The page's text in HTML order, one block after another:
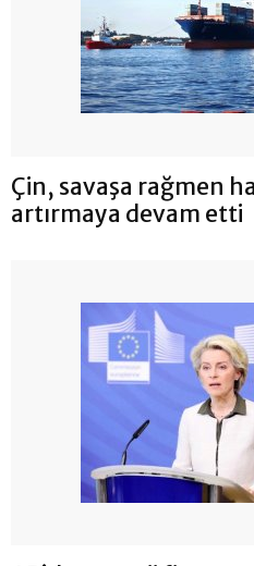
Çin, savaşa rağmen
artırmaya devam etti